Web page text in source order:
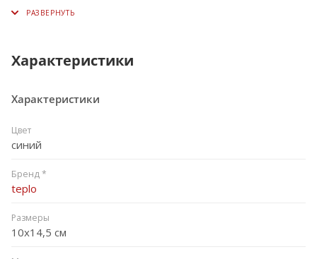
Характеристики
Характеристики
Цвет
синий
Бренд *
teplo
Размеры
10х14,5 см